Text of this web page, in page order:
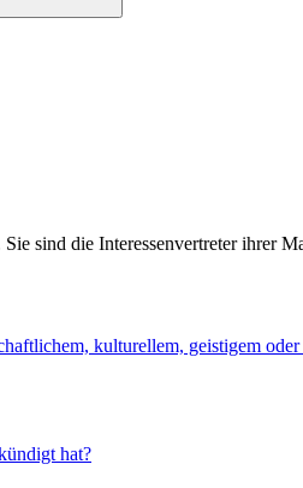
sind die Interessenvertreter ihrer
kulturellem, geistigem
hat?